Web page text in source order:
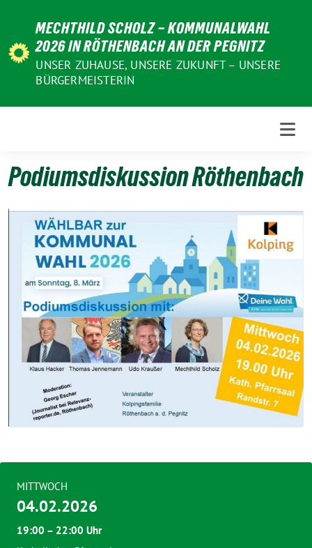
Inhalt
MECHTHILD SCHOLZ – KOMMUNALWAHL
2026 IN RÖTHENBACH AN DER PEGNITZ
UNSER ZUHAUSE, UNSERE ZUKUNFT – UNSERE
BÜRGERMEISTERIN
Podiumsdiskussion Röthenbach
MITTWOCH
04.02.2026
19:00 – 22:00 Uhr